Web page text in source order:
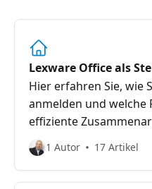
Lexware Office als
Hier erfahren Sie, wie
anmelden und welche
effiziente
es gibt.
1 Autor 17 Artikel